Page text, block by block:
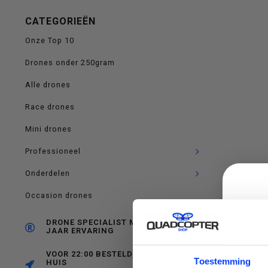
Toestemming
om
CATEGORIEËN
Onze Top 10
Drones onder 250gram
Alle drones
Race drones
Mini drones
Professioneel
Onderdelen
Occasion drones
DRONE SPECIALIST MET RUIM 10
JAAR ERVARING
VOOR 22:00 BESTELD, MORGEN IN
HUIS